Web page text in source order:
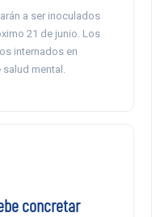
a ser inoculados
21 de junio. Los
internados en
mental.
concretar